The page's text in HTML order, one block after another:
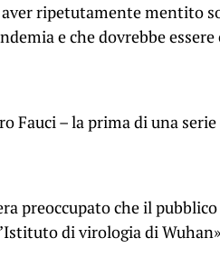
aver ripetutamente mentito
e che dovrebbe
Fauci – la prima di una
preoccupato che il
di virologia di Wuhan»